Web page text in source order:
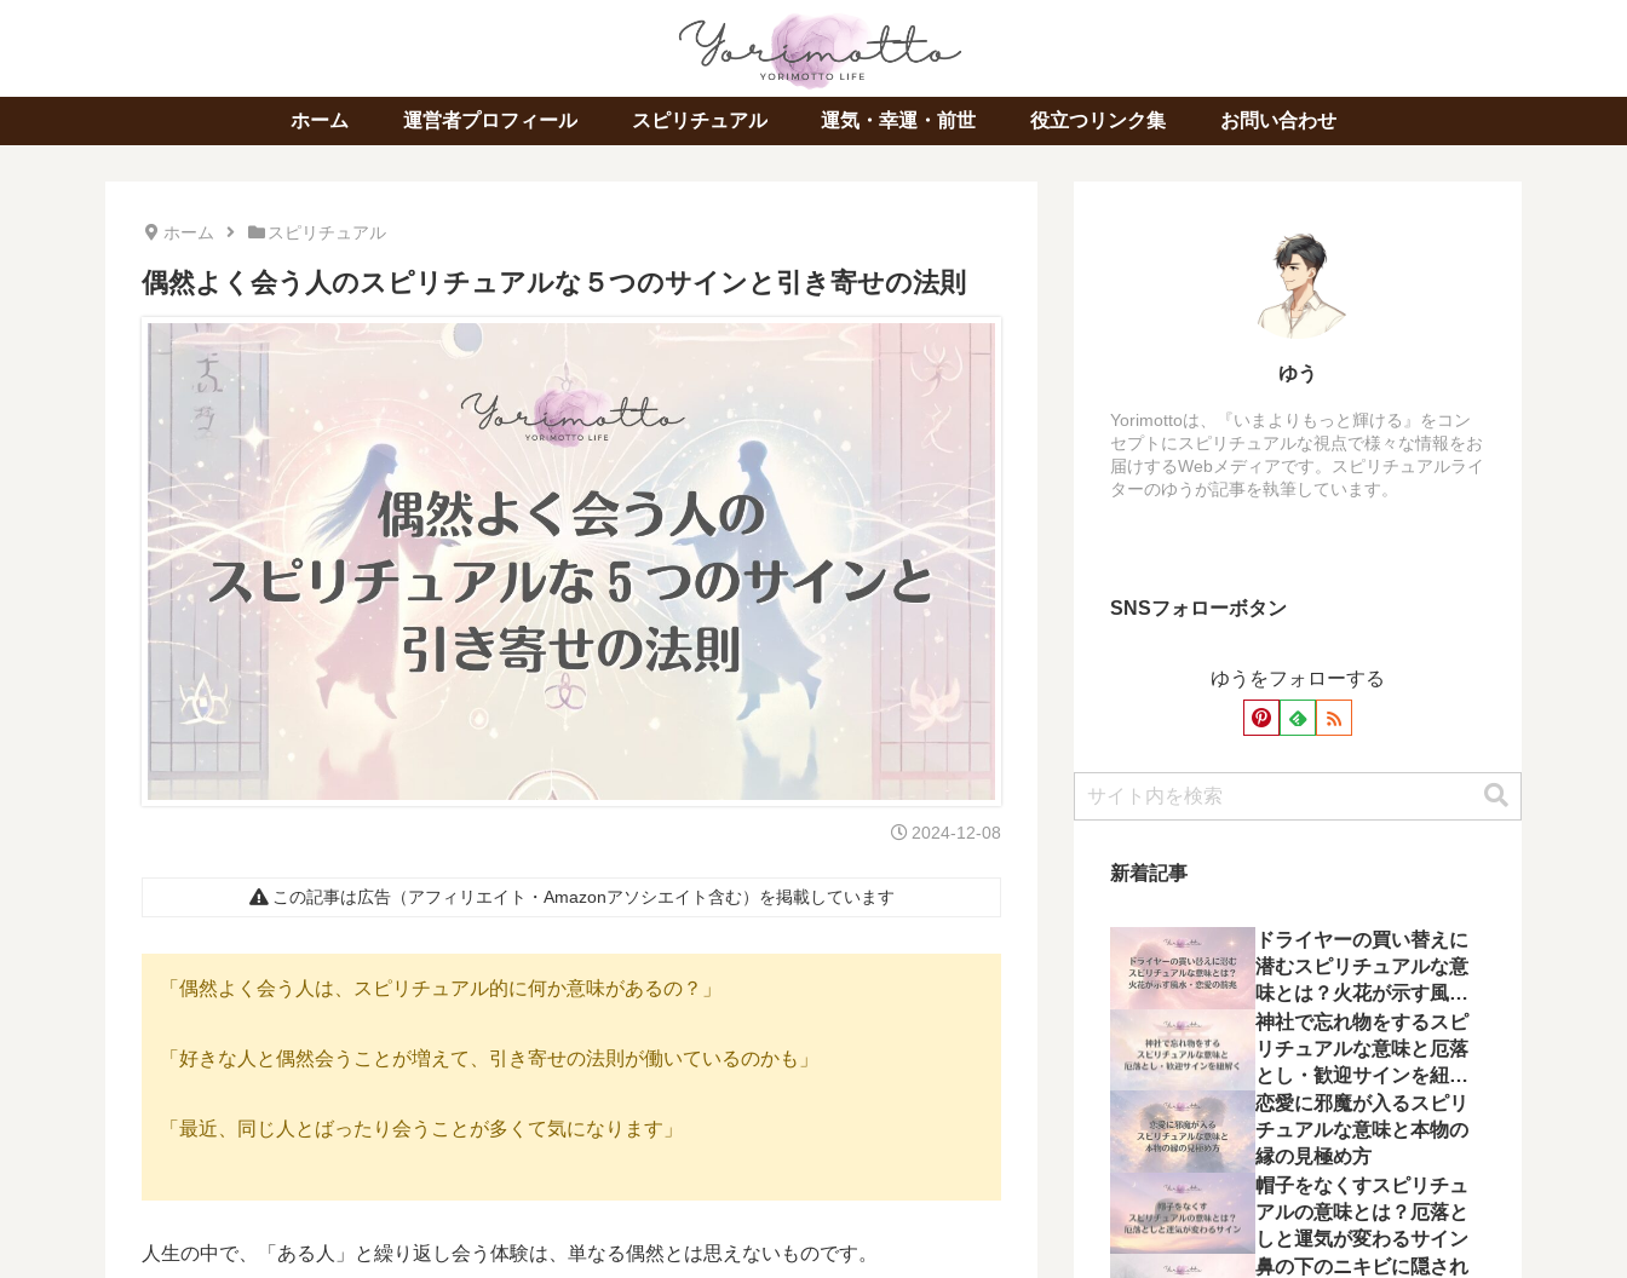
ホーム 運営者プロフィール スピリチュアル 運気・幸運・前世 役立つリンク集 お問い合わせ
ホーム スピリチュアル
偶然よく会う人のスピリチュアルな５つのサインと引き寄せの法則
2024-12-08
この記事は広告（アフィリエイト・Amazonアソシエイト含む）を掲載しています
「偶然よく会う人は、スピリチュアル的に何か意味があるの？」
「好きな人と偶然会うことが増えて、引き寄せの法則が働いているのかも」
「最近、同じ人とばったり会うことが多くて気になります」
人生の中で、「ある人」と繰り返し会う体験は、単なる偶然とは思えないものです。
ゆう
Yorimottoは、『いまよりもっと輝ける』をコン
セプトにスピリチュアルな視点で様々な情報をお
届けするWebメディアです。スピリチュアルライ
ターのゆうが記事を執筆しています。
SNSフォローボタン
ゆうをフォローする
新着記事
ドライヤーの買い替えに
潜むスピリチュアルな意
味とは？火花が示す風
水・恋愛の前兆
神社で忘れ物をするスピ
リチュアルな意味と厄落
とし・歓迎サインを紐解
く
恋愛に邪魔が入るスピリ
チュアルな意味と本物の
縁の見極め方
帽子をなくすスピリチュ
アルの意味とは？厄落と
しと運気が変わるサイン
鼻の下のニキビに隠され